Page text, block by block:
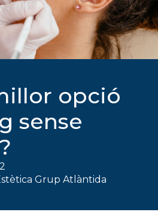
opció
sense
Grup Atlàntida